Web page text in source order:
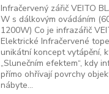
Infračervený zářič VEITO
W s dálkovým ovádáním
1200W) Co je infrazářič
Elektrické Infračervené
unikátní koncept vytápění,
„Slunečním efektem“, kdy
přímo ohřívají povrchy
nábyte...